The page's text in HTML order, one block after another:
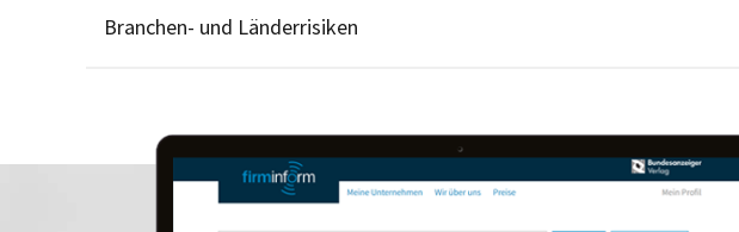
Branchen- und Länderrisiken